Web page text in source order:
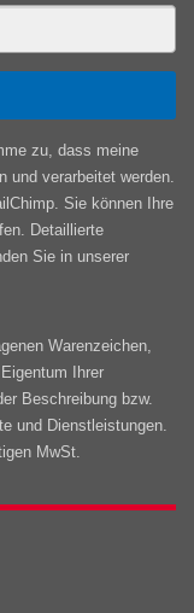
zu, dass meine
und verarbeitet werden.
Sie können Ihre
Detaillierte
Sie in unserer
Warenzeichen,
Ihrer
Beschreibung bzw.
und Dienstleistungen.
MwSt.